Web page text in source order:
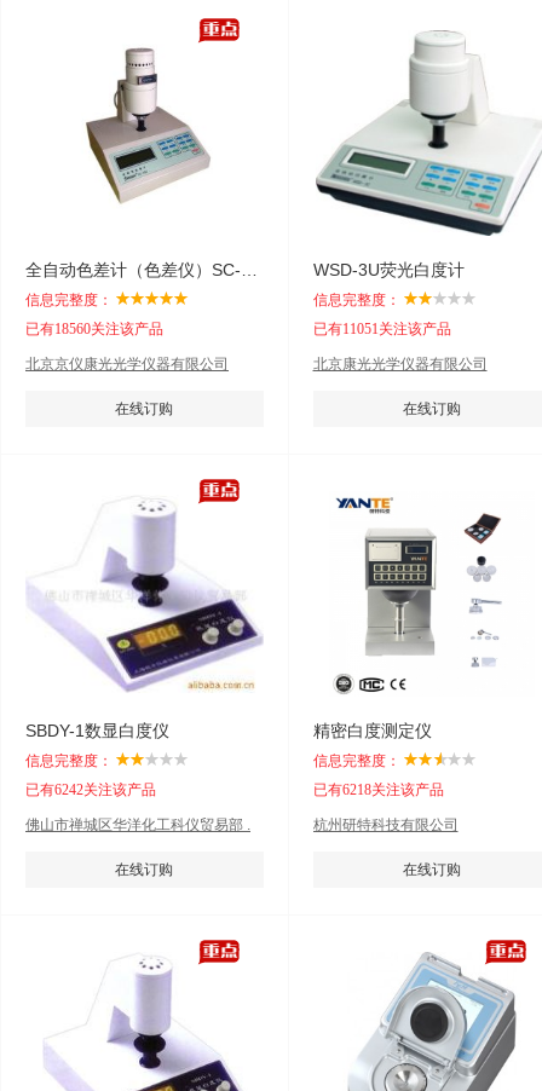
信息完整度：
已有18560关注该产品
北京京仪康光光学仪器有限公司
在线订购
WSD-3U荧光白度计
信息完整度：
已有11051关注该产品
北京康光光学仪器有限公司
在线订购
SBDY-1数显白度仪
信息完整度：
已有6242关注该产品
佛山市禅城区华洋化工科仪贸易部 .
在线订购
精密白度测定仪
信息完整度：
已有6218关注该产品
杭州研特科技有限公司
在线订购